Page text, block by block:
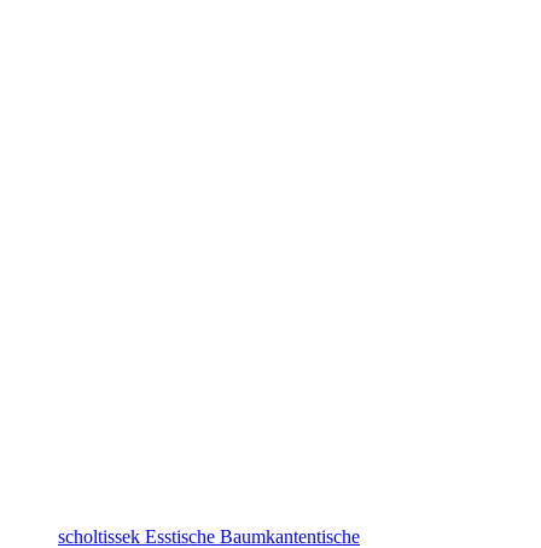
scholtissek Esstische Baumkantentische